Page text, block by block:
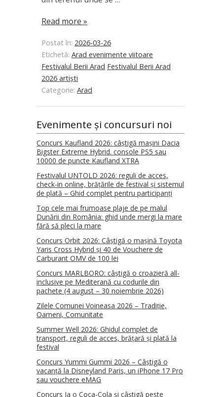
Read more »
Postat în: 2026-03-26
Etichetă: Arad evenimente viitoare
Festivalul Berii Arad Festivalul Berii Arad
2026 artiști
Categorie: Arad
Evenimente și concursuri noi
Concurs Kaufland 2026: câștigă mașini Dacia
Bigster Extreme Hybrid. console PS5 sau
10000 de puncte Kaufland XTRA
Festivalul UNTOLD 2026: reguli de acces,
check-in online, brățările de festival și sistemul
de plată – Ghid complet pentru participanți
Top cele mai frumoase plaje de pe malul
Dunării din România: ghid unde mergi la mare
fără să pleci la mare
Concurs Orbit 2026: Câștigă o mașină Toyota
Yaris Cross Hybrid și 40 de Vouchere de
Carburant OMV de 100 lei
Concurs MARLBORO: câștigă o croazieră all-
inclusive pe Mediterană cu codurile din
pachete (4 august – 30 noiembrie 2026)
Zilele Comunei Voineasa 2026 – Tradiție,
Oameni, Comunitate
Summer Well 2026: Ghidul complet de
transport, reguli de acces, brățară și plată la
festival
Concurs Yummi Gummi 2026 – Câștigă o
vacanță la Disneyland Paris, un iPhone 17 Pro
sau vouchere eMAG
Concurs Ia o Coca-Cola și câștigă peste